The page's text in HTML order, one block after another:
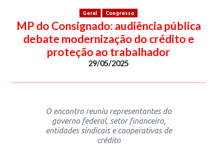
Geral Congresso
MP do Consignado: audiência pública
debate modernização do crédito e
proteção ao trabalhador
29/05/2025
O encontro reuniu representantes do
governo federal, setor financeiro,
entidades sindicais e cooperativas de
crédito